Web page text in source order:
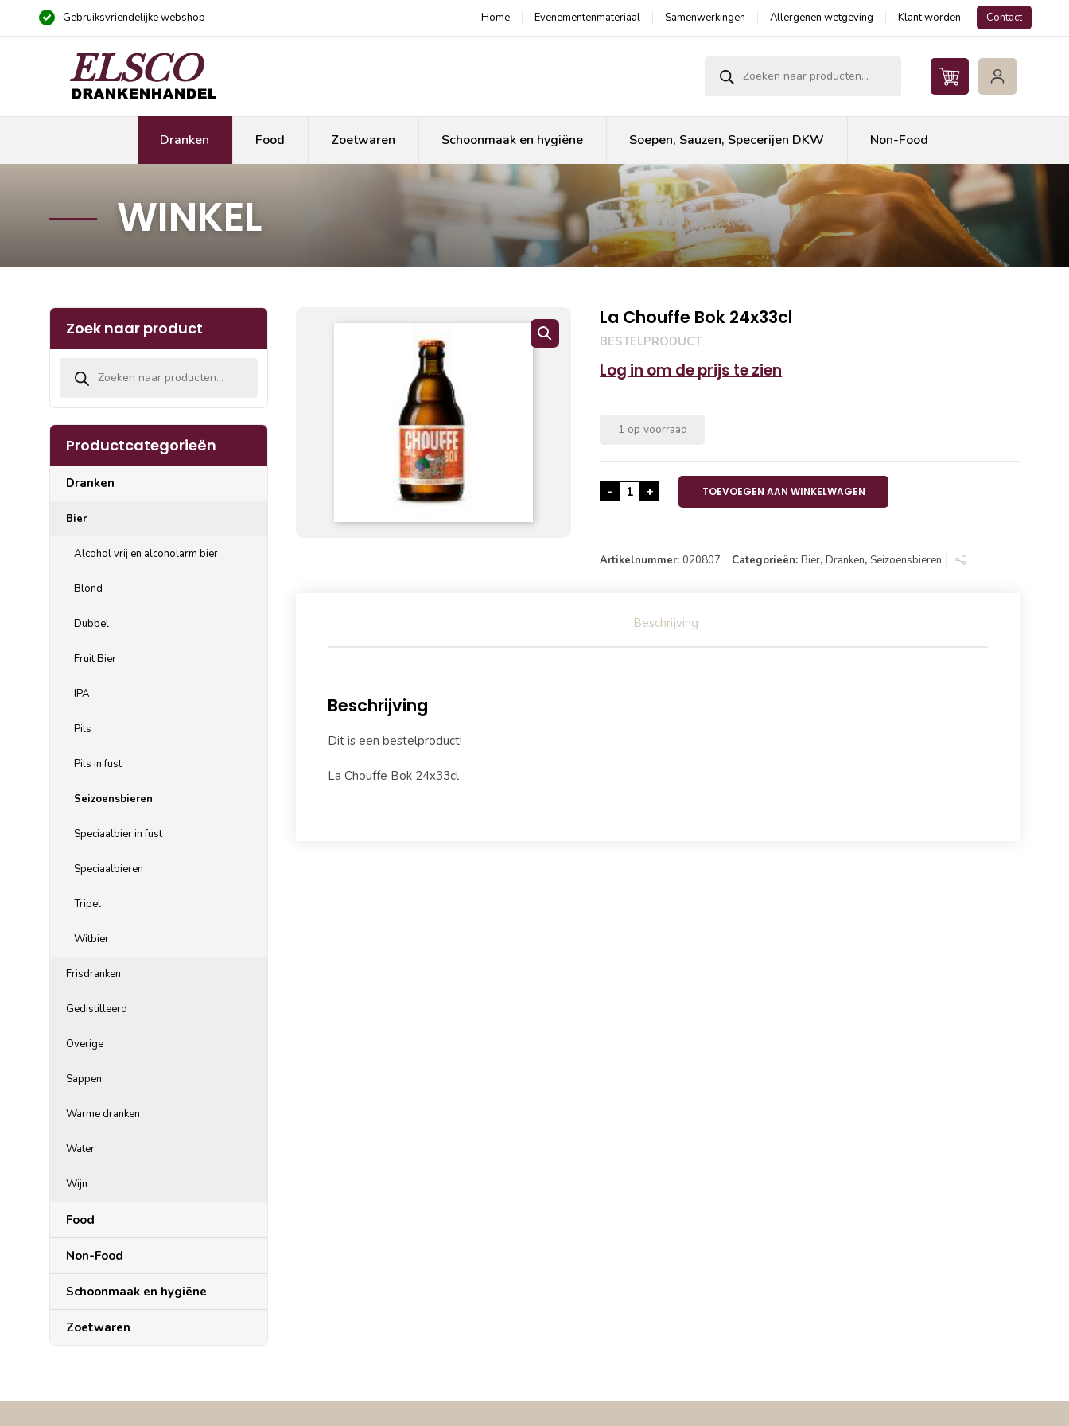
Gebruiksvriendelijke webshop Home Evenementenmateriaal Samenwerkingen Allergenen wetgeving Klant worden Contact
Dranken Food Zoetwaren Schoonmaak en hygiëne Soepen, Sauzen, Specerijen DKW Non-Food
WINKEL
La Chouffe Bok 24x33cl
BESTELPRODUCT
Log in om de prijs te zien
1 op voorraad
- La Chouffe Bok 24x33cl aantal
+ TOEVOEGEN AAN WINKELWAGEN
Artikelnummer: 020807 Categorieën:Bier,Dranken, Seizoensbieren
Beschrijving
Beschrijving
Dit is een bestelproduct!
La Chouffe Bok 24x33cl
Zoek naar product
Productcategorieën
Dranken
Bier
Alcohol vrij en alcoholarm bier
Blond
Dubbel
Fruit Bier
IPA
Pils
Pils in fust
Seizoensbieren
Speciaalbier in fust
Speciaalbieren
Tripel
Witbier
Frisdranken
Gedistilleerd
Overige
Sappen
Warme dranken
Water
Wijn
Food
Non-Food
Schoonmaak en hygiëne
Zoetwaren